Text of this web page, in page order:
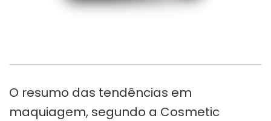
O resumo das tendências em
maquiagem, segundo a Cosmetic